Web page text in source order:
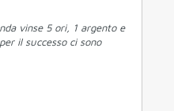
vinse 5 ori, 1 argento e
il successo ci sono